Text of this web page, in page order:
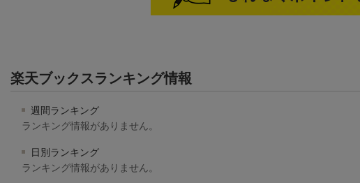
楽天ブックスランキング情報
週間ランキング
ランキング情報がありません。
日別ランキング
ランキング情報がありません。